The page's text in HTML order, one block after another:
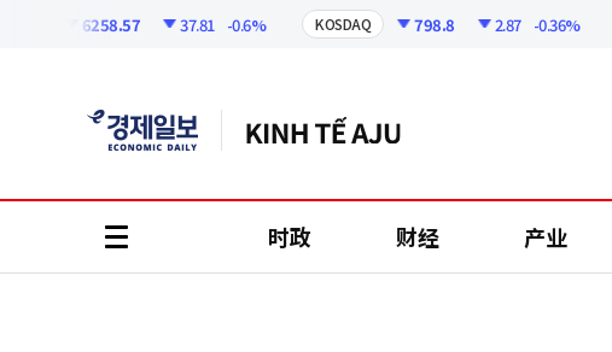
6258.57 37.81 -0.6% KOSDAQ 798.8 2.87 -0.36%
时政 财经 产业